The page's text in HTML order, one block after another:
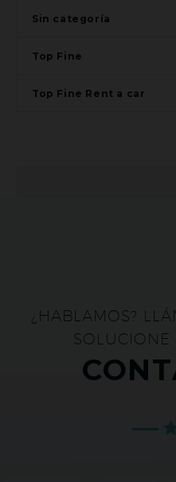
Sin categoría
Top Fine
Top Fine Rent a car
¿HABLAMOS?
SOLUCIONE